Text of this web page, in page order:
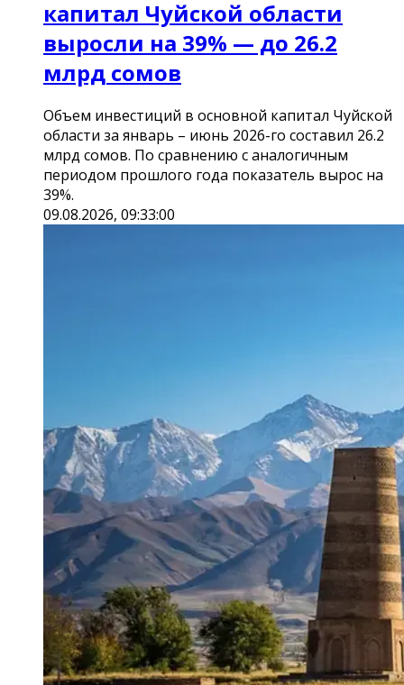
капитал Чуйской области
выросли на 39% — до 26.2
млрд сомов
Объем инвестиций в основной капитал Чуйской
области за январь – июнь 2026-го составил 26.2
млрд сомов. По сравнению с аналогичным
периодом прошлого года показатель вырос на
39%.
09.08.2026, 09:33:00